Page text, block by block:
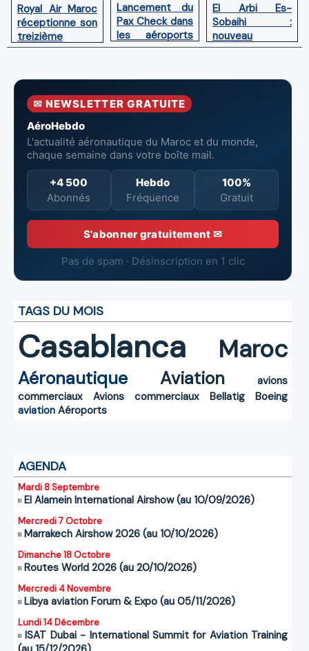
Royal Air Maroc
réceptionne son
treizième
Boeing 787
Lancement du
Pax Check dans
les aéroports
du Maroc
El Arbi Es-
Sobaihi :
nouveau
directeur à la
l’Aéroport
Mohammed V
✉ NEWSLETTER GRATUITE
AéroHebdo
L'actualité aéronautique du Maroc et du monde,
chaque semaine dans votre boîte mail.
+4 500
Abonnés
Hebdo
Fréquence
100%
Gratuit
S'abonner gratuitement ✉
Pas de spam · Désinscription en 1 clic
TAGS DU MOIS
Casablanca Maroc
Aéronautique Aviation
avions
commerciaux
Avions commerciaux Bellatig
Boeing
aviation Aéroports
AGENDA
Mardi 8 Septembre
El Alamein International Airshow (au 10/09/2026)
Mercredi 7 Octobre
Marrakech Airshow 2026 (au 10/10/2026)
Dimanche 18 Octobre
Routes World 2026 (au 20/10/2026)
Mercredi 4 Novembre
Libya aviation Forum & Expo (au 05/11/2026)
Lundi 14 Décembre
ISAT Dubai - International Summit for Aviation Training